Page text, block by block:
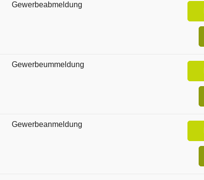
Gewerbeabmeldung
Gewerbeummeldung
Gewerbeanmeldung